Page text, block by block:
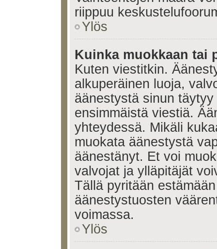
riippuu
Ylös
Kuinka muokkaan tai
Kuten viestitkin.
alkuperäinen luoja,
äänestystä sinun
ensimmäistä viestiä.
yhteydessä. Mikäli
muokata äänestystä
äänestänyt. Et voi
valvojat ja ylläpitäjät
Tällä pyritään
äänestystuosten
voimassa.
Ylös